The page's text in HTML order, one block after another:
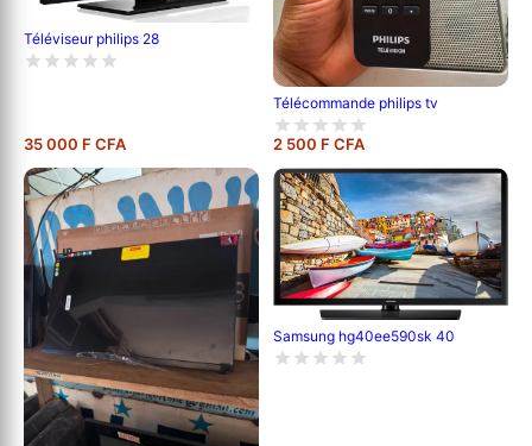
Téléviseur philips 28
35 000 F CFA
Télécommande philips tv
2 500 F CFA
Samsung hg40ee590sk 40